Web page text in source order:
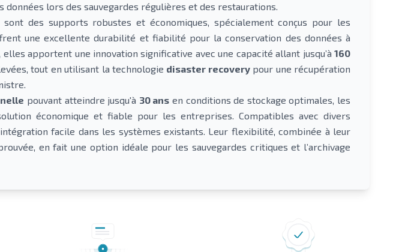
données lors des sauvegardes régulières et des restaurations.
sont des supports robustes et économiques, spécialement conçus pour les
une excellente durabilité et fiabilité pour la conservation des données à
elles apportent une innovation significative avec une capacité allant jusqu’à 160
tout en utilisant la technologie disaster recoverypour une récupération
pouvant atteindre jusqu'à 30 ans en conditions de stockage optimales, les
économique et fiable pour les entreprises. Compatibles avec divers
facile dans les systèmes existants. Leur flexibilité, combinée à leur
en fait une option idéale pour les sauvegardes critiques et l’archivage